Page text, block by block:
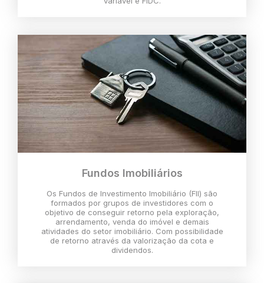
Fundos Imobiliários
Os Fundos de Investimento Imobiliário (FII) são
formados por grupos de investidores com o
objetivo de conseguir retorno pela exploração,
arrendamento, venda do imóvel e demais
atividades do setor imobiliário. Com possibilidade
de retorno através da valorização da cota e
dividendos.